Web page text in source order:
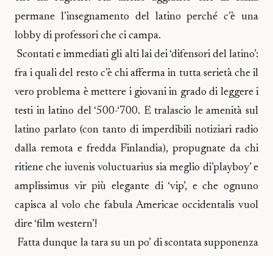
permane l’insegnamento del latino perché c’è una
lobby di professori che ci campa.
Scontati e immediati gli alti lai dei ‘difensori del latino’:
fra i quali del resto c’è chi afferma in tutta serietà che il
vero problema è mettere i giovani in grado di leggere i
testi in latino del ‘500-‘700. E tralascio le amenità sul
latino parlato (con tanto di imperdibili notiziari radio
dalla remota e fredda Finlandia), propugnate da chi
ritiene che iuvenis voluctuarius sia meglio di’playboy’ e
amplissimus vir più elegante di ‘vip’, e che ognuno
capisca al volo che fabula Americae occidentalis vuol
dire ‘film western’!
Fatta dunque la tara su un po’ di scontata supponenza